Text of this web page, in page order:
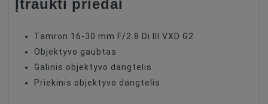
Tamron 16-30 mm F/2.8 Di III VXD G2
Objektyvo gaubtas
Galinis objektyvo dangtelis
Priekinis objektyvo dangtelis